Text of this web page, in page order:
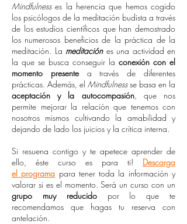
Mindfulnesses la herencia que hemos cogido
los psicólogos de la meditación budista a través
de los estudios científicos que han demostrado
los numerosos beneficios de la práctica de la
meditación. La meditaciónes una actividad en
la que se busca conseguir la conexión con el
momento presentea través de diferentes
prácticas. Además, el Mindfulnessse basa en la
aceptación y la autocompasión, que nos
permite mejorar la relación que tenemos con
nosotros mismos cultivando la amabilidad y
dejando de lado los juicios y la crítica interna.
Si resuena contigo y te apetece aprender de
ello, éste curso es para ti! Descarga
el programa para tener toda la información y
valorar si es el momento. Será un curso con un
grupo muy reducido por lo que te
recomendamos que hagas tu reserva con
antelación.